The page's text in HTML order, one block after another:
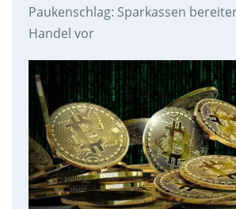
Paukenschlag: Sparkassen
Handel vor